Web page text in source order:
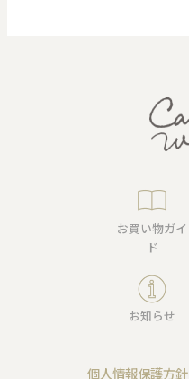
お買い物ガイ
ド
お知らせ
個人情報保護方針